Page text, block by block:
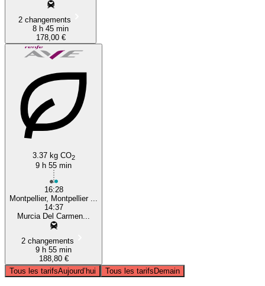
2 changements
8 h 45 min
178,00 €
3.37 kg CO2
9 h 55 min
16:28
Montpellier, Montpellier ...
14:37
Murcia Del Carmen...
2 changements
9 h 55 min
188,80 €
Tous les tarifsAujourd’hui Tous les tarifsDemain